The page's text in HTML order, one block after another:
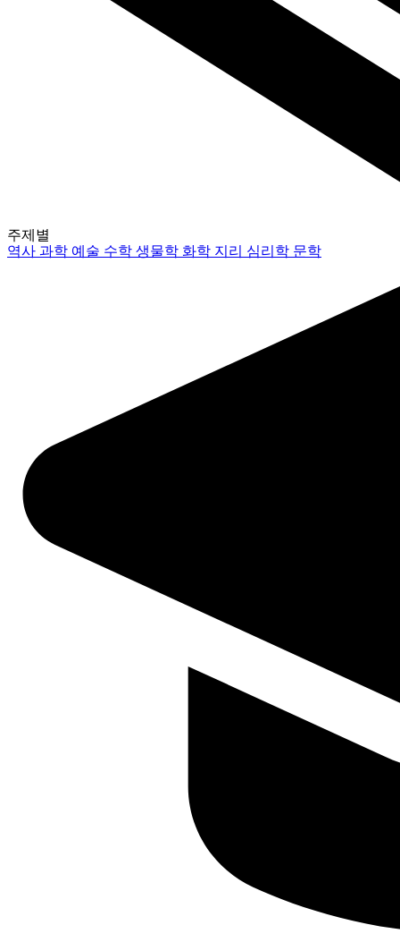
주제별
역사과학 예술 수학생물학 화학 지리 심리학 문학